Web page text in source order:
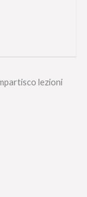
lezioni